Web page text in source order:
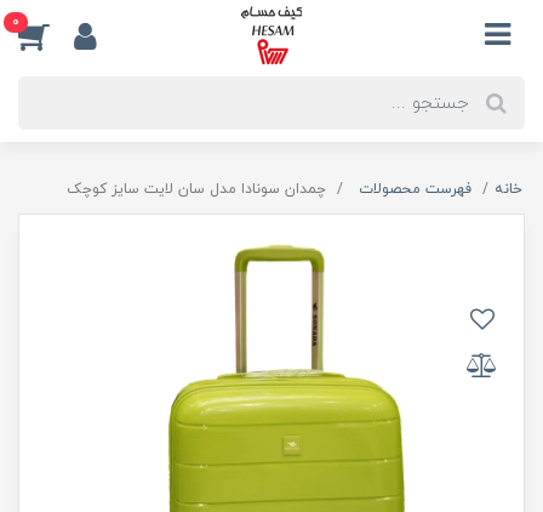
0
خانه فهرست محصولات چمدان سونادا مدل سان لایت سایز کوچک